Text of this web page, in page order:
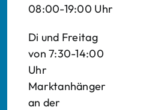
08:00-19:00 Uhr
Di und Freitag
von 7:30-14:00
Uhr
Marktanhänger
an der